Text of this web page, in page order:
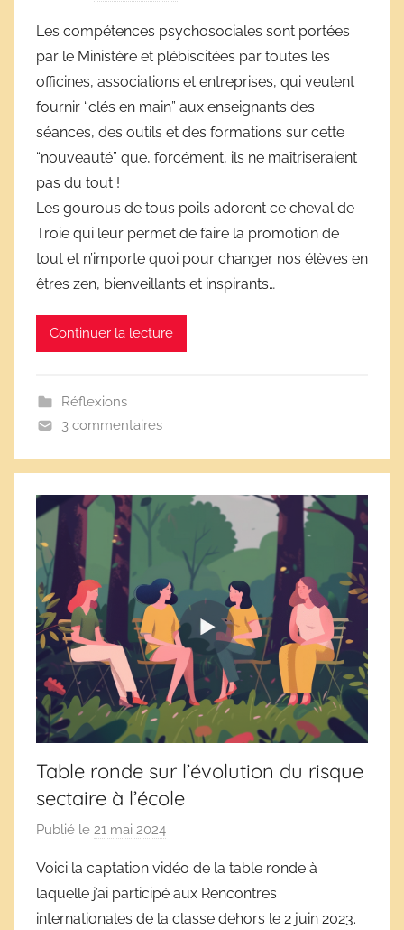
r
D
é
r
i
v
s
s
c
Les compétences psychosociales sont portées
par le Ministère et plébiscitées par toutes les
officines, associations et entreprises, qui veulent
fournir “clés en main” aux enseignants des
séances, des outils et des formations sur cette
“nouveauté” que, forcément, ils ne maîtriseraient
pas du tout !
Les gourous de tous poils adorent ce cheval de
Troie qui leur permet de faire la promotion de
tout et n’importe quoi pour changer nos élèves en
êtres zen, bienveillants et inspirants…
Continuer la lecture
Réflexions
3 commentaires
Table ronde sur l’évolution du risque
sectaire à l’école
Publié le 21 mai 2024
r
D
é
Voici la captation vidéo de la table ronde à
laquelle j’ai participé aux Rencontres
internationales de la classe dehors le 2 juin 2023.